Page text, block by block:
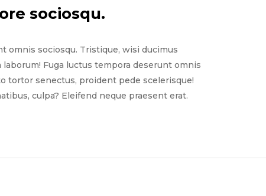
sociosqu.
omnis sociosqu. Tristique, wisi ducimus
Fuga luctus tempora deserunt omnis
tortor senectus, proident pede scelerisque!
culpa? Eleifend neque praesent erat.